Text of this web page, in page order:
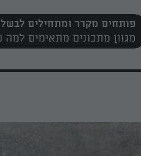
פותחים מקרר ומתחילים לבשל